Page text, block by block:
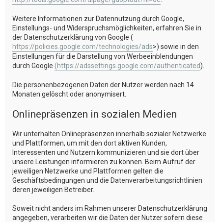
Weitere Informationen zur Datennutzung durch Google,
Einstellungs- und Widerspruchsmöglichkeiten, erfahren Sie in
der Datenschutzerklärung von Google (
https://policies.google.com/technologies/ads>) sowie in den
Einstellungen für die Darstellung von Werbeeinblendungen
durch Google (https://adssettings.google.com/authenticated).
Die personenbezogenen Daten der Nutzer werden nach 14
Monaten gelöscht oder anonymisert.
Onlinepräsenzen in sozialen Medien
Wir unterhalten Onlinepräsenzen innerhalb sozialer Netzwerke
und Plattformen, um mit den dort aktiven Kunden,
Interessenten und Nutzern kommunizieren und sie dort über
unsere Leistungen informieren zu können. Beim Aufruf der
jeweiligen Netzwerke und Plattformen gelten die
Geschäftsbedingungen und die Datenverarbeitungsrichtlinien
deren jeweiligen Betreiber.
Soweit nicht anders im Rahmen unserer Datenschutzerklärung
angegeben, verarbeiten wir die Daten der Nutzer sofern diese